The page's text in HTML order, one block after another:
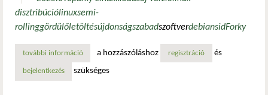
disztribúciólinuxsemi-
rollinggördülőletöltésújdonságszabadszoftverdebiansidForky
további információsparkylinux 2025.09 „tiamat” – új iso-lemezképfájlok
a hozzászóláshoz regisztráció és
bejelentkezés szükséges